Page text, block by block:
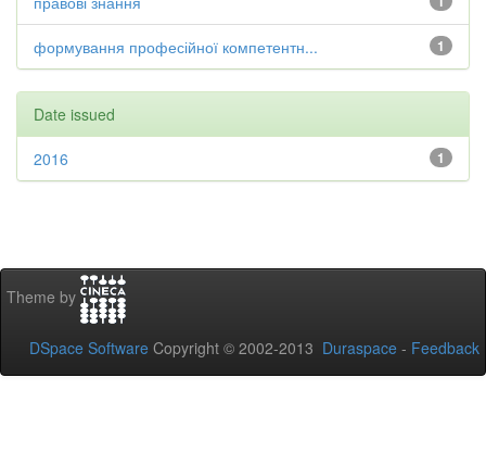
1
формування професійної компетентн...
Date issued
1
2016
Theme by
DSpace Software Copyright © 2002-2013 Duraspace - Feedback